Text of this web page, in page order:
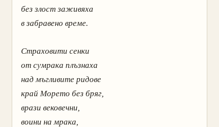
без злост заживяха
в забравено време.
Страховити сенки
от сумрака плъзнаха
над мъгливите ридове
край Морето без бряг,
врази вековечни,
воини на мрака,